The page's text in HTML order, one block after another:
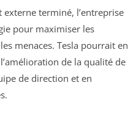
terminé, l’entreprise
pour maximiser les
menaces. Tesla pourrait en
de la qualité de
de direction et en